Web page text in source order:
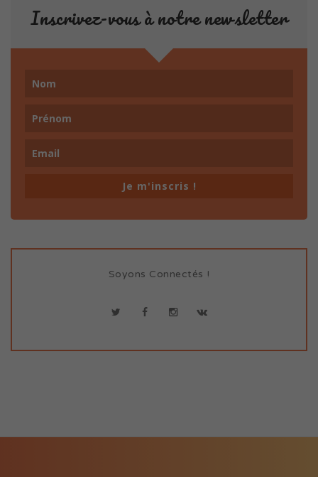
Inscrivez-vous à notre newsletter
Je m'inscris !
Soyons Connectés !